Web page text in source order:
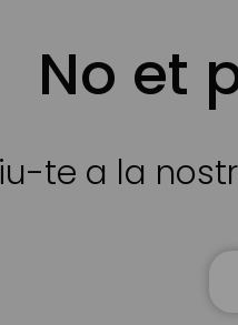
No et
te a la